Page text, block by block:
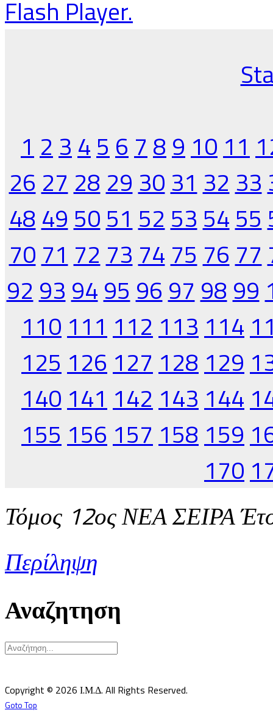
Flash Player.
1 2 3 4 5 6 7 8 9 10 11
26 27 28 29 30 31 32 33
48 49 50 51 52 53 54 55
70 71 72 73 74 75 76 77
92 93 94 95 96 97 98 99
110 111 112 113 114
125 126 127 128 129
140 141 142 143 144
155 156 157 158 159
170
Τόμος 12ος ΝΕΑ ΣΕΙΡΑ
Περίληψη
Αναζητηση
Copyright © 2026 Ι.Μ.Δ. All Rights Reserved.
Goto Top